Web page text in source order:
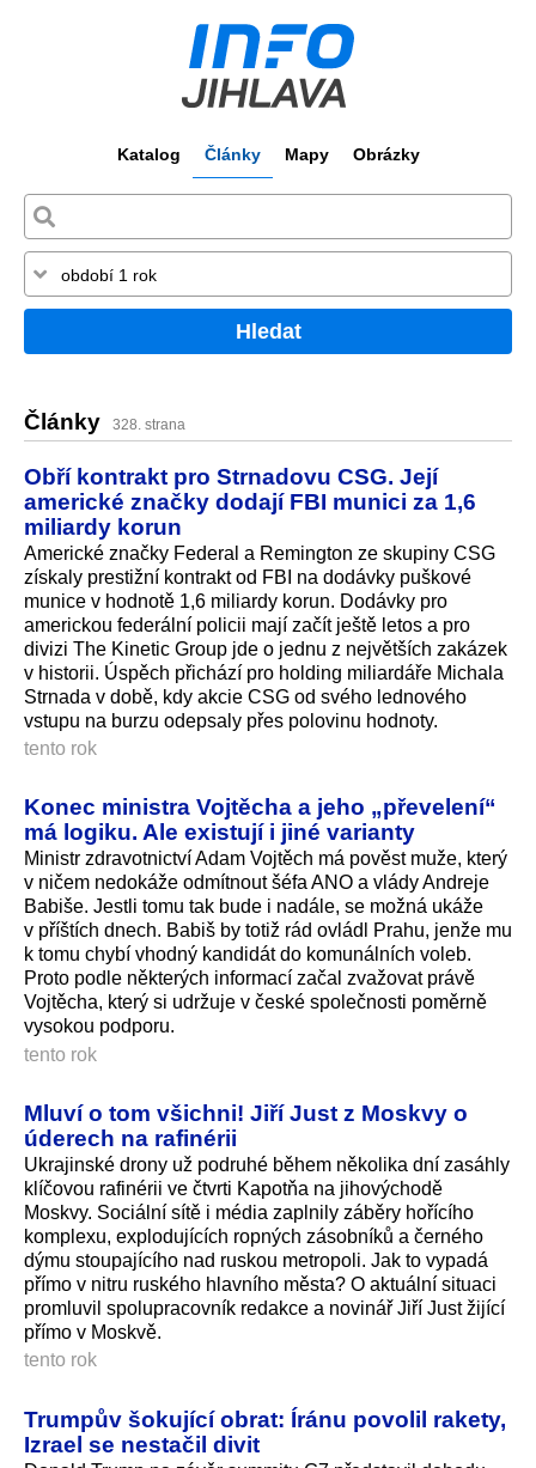
Katalog Články Mapy Obrázky
Hledat
Články 328. strana
Obří kontrakt pro Strnadovu CSG. Její
americké značky dodají FBI munici za 1,6
miliardy korun
Americké značky Federal a Remington ze skupiny CSG
získaly prestižní kontrakt od FBI na dodávky puškové
munice v hodnotě 1,6 miliardy korun. Dodávky pro
americkou federální policii mají začít ještě letos a pro
divizi The Kinetic Group jde o jednu z největších zakázek
v historii. Úspěch přichází pro holding miliardáře Michala
Strnada v době, kdy akcie CSG od svého lednového
vstupu na burzu odepsaly přes polovinu hodnoty.
tento rok
Konec ministra Vojtěcha a jeho „převelení“
má logiku. Ale existují i jiné varianty
Ministr zdravotnictví Adam Vojtěch má pověst muže, který
v ničem nedokáže odmítnout šéfa ANO a vlády Andreje
Babiše. Jestli tomu tak bude i nadále, se možná ukáže
v příštích dnech. Babiš by totiž rád ovládl Prahu, jenže mu
k tomu chybí vhodný kandidát do komunálních voleb.
Proto podle některých informací začal zvažovat právě
Vojtěcha, který si udržuje v české společnosti poměrně
vysokou podporu.
tento rok
Mluví o tom všichni! Jiří Just z Moskvy o
úderech na rafinérii
Ukrajinské drony už podruhé během několika dní zasáhly
klíčovou rafinérii ve čtvrti Kapotňa na jihovýchodě
Moskvy. Sociální sítě i média zaplnily záběry hořícího
komplexu, explodujících ropných zásobníků a černého
dýmu stoupajícího nad ruskou metropoli. Jak to vypadá
přímo v nitru ruského hlavního města? O aktuální situaci
promluvil spolupracovník redakce a novinář Jiří Just žijící
přímo v Moskvě.
tento rok
Trumpův šokující obrat: Íránu povolil rakety,
Izrael se nestačil divit